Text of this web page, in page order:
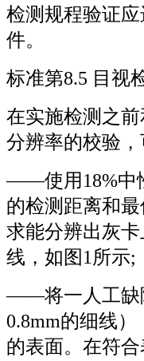
检测规程验证
件。
标准第8.5 目视
在实施检测之
分辨率的校验
——使用18%中
的检测距离和
求能分辨出灰
线，如图1所示;
——将一人工缺
0.8mm的细线
的表面。在符